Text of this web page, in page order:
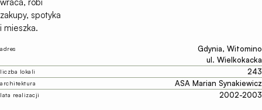
adres Gdynia, Witomino
ul. Wielkokacka
liczba lokali 243
architektura ASA Marian Synakiewicz
lata realizacji 2002-2003
zakupy, spotyka
i mieszka.